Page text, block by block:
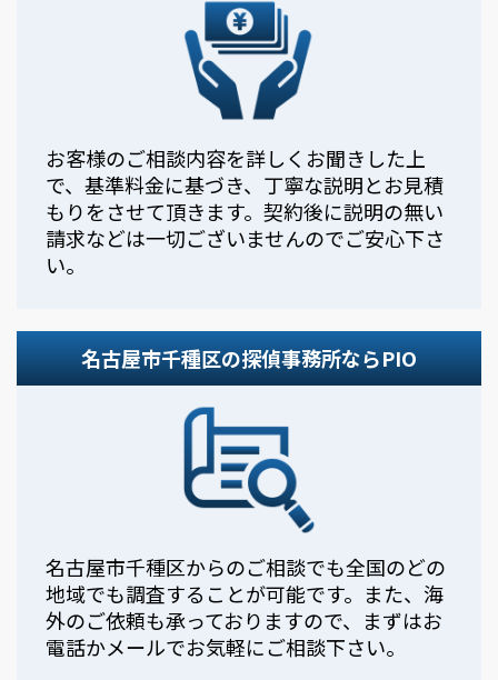
お客様のご相談内容を詳しくお聞きした上
で、基準料金に基づき、丁寧な説明とお見積
もりをさせて頂きます。契約後に説明の無い
請求などは一切ございませんのでご安心下さ
い。
名古屋市千種区の探偵事務所ならPIO
名古屋市千種区からのご相談でも全国のどの
地域でも調査することが可能です。また、海
外のご依頼も承っておりますので、まずはお
電話かメールでお気軽にご相談下さい。